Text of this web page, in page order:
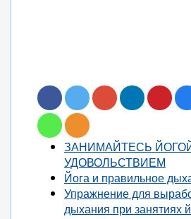
ЗАНИМАЙТЕСЬ
УДОВОЛЬСТВИЕМ
Йога и правильное
Упражнение для
дыхания при занятиях